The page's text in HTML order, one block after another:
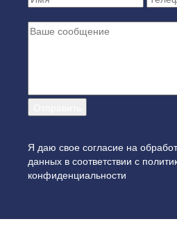
Я даю свое согласие на
данных в соответствии с
конфиденциальности